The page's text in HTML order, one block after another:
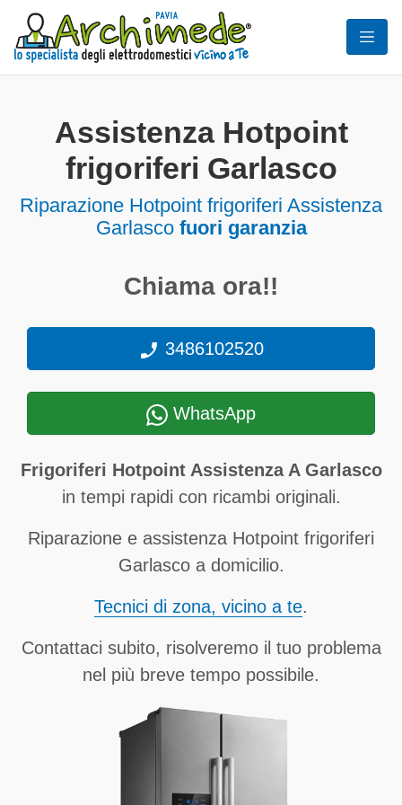
Assistenza Hotpoint
frigoriferi Garlasco
Riparazione Hotpoint frigoriferi Assistenza
Garlasco fuori garanzia
Chiama ora!!
3486102520
WhatsApp
Frigoriferi Hotpoint Assistenza A Garlasco
in tempi rapidi con ricambi originali.
Riparazione e assistenza Hotpoint frigoriferi
Garlasco a domicilio.
Tecnici di zona, vicino a te.
Contattaci subito, risolveremo il tuo problema
nel più breve tempo possibile.